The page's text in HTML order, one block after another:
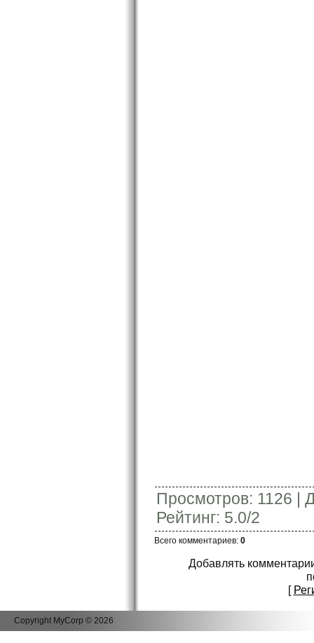
Просмотров: 1126 |
Рейтинг: 5.0/2
Всего комментариев: 0
Добавлять
[
Copyright MyCorp © 2026